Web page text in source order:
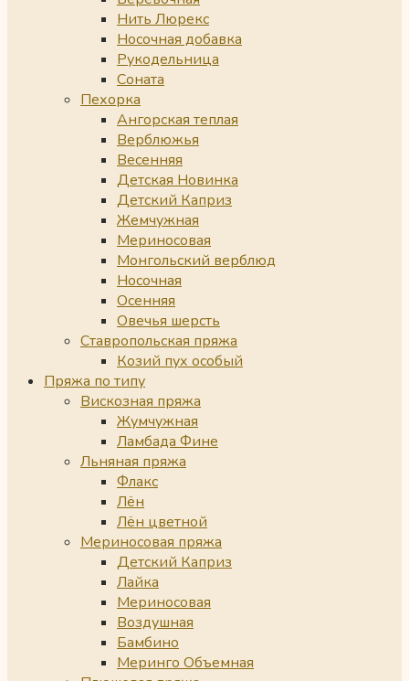
Нить Люрекс
Носочная добавка
Рукодельница
Соната
Пехорка
Ангорская теплая
Верблюжья
Весенняя
Детская Новинка
Детский Каприз
Жемчужная
Мериносовая
Монгольский верблюд
Носочная
Осенняя
Овечья шерсть
Ставропольская пряжа
Козий пух особый
Пряжа по типу
Вискозная пряжа
Жумчужная
Ламбада Фине
Льняная пряжа
Флакс
Лён
Лён цветной
Мериносовая пряжа
Детский Каприз
Лайка
Мериносовая
Воздушная
Бамбино
Меринго Объемная